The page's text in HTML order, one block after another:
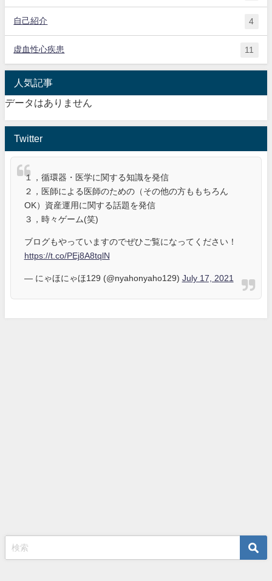
自己紹介 4
虚血性心疾患 11
人気記事
データはありません
Twitter
１，循環器・医学に関する知識を発信
２，医師による医師のための（その他の方ももちろん
OK）資産運用に関する話題を発信
３，時々ゲーム(笑)
ブログもやっていますのでぜひご覧になってください！
https://t.co/PEj8A8tqlN
— にゃほにゃほ129 (@nyahonyaho129) July 17, 2021